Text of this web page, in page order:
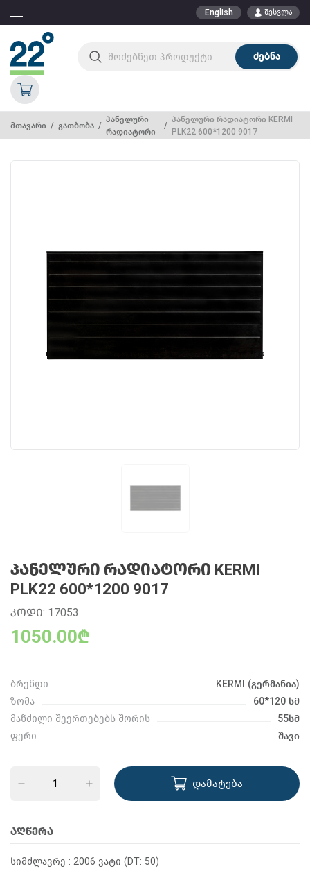
English შესვლა
ძებნა
მთავარი გათბობა
პანელური
რადიატორი
პანელური რადიატორი KERMI
PLK22 600*1200 9017
ᲞᲐᲜᲔᲚᲣᲠᲘ ᲠᲐᲓᲘᲐᲢᲝᲠᲘ KERMI
PLK22 600*1200 9017
ᲙᲝᲓᲘ: 17053
1050.00₾
ბრენდი
KERMI (გერმანია)
ზომა
60*120 სმ
მანძილი შეერთებებს შორის
55სმ
ფერი
შავი
დამატება
ᲐᲦᲬᲔᲠᲐ
სიმძლავრე : 2006 ვატი (DT: 50)